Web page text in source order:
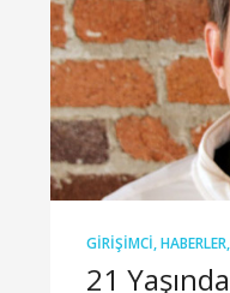
GIRIŞIMCI,HABERLER,
21